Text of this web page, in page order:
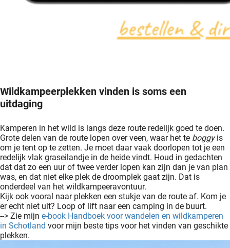
Wildkampeerplekken vinden is soms een
uitdaging
Kamperen in het wild is langs deze route redelijk goed te doen.
Grote delen van de route lopen over veen, waar het te boggyis
om je tent op te zetten. Je moet daar vaak doorlopen tot je een
redelijk vlak graseilandje in de heide vindt. Houd in gedachten
dat dat zo een uur of twee verder lopen kan zijn dan je van plan
was, en dat niet elke plek de droomplek gaat zijn. Dat is
onderdeel van het wildkampeeravontuur.
Kijk ook vooral naar plekken een stukje van de route af. Kom je
er echt niet uit? Loop of lift naar een camping in de buurt.
--> Zie mijn e-book Handboek voor wandelen en wildkamperen
in Schotland voor mijn beste tips voor het vinden van geschikte
plekken.